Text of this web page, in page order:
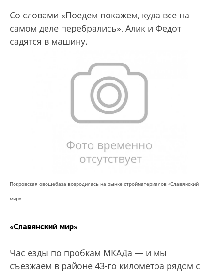
Со словами «Поедем покажем, куда все на
самом деле перебрались», Алик и Федот
садятся в машину.
Покровская овощебаза возродилась на рынке стройматериалов «Славянский
мир»
«Славянский мир»
Час езды по пробкам МКАДа — и мы
съезжаем в районе 43-го километра рядом с